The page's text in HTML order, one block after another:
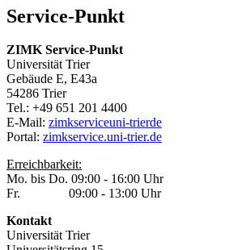
Service-Punkt
ZIMK Service-Punkt
Universität Trier
Gebäude E, E43a
54286 Trier
Tel.: +49 651 201 4400
E-Mail: zimkserviceuni-trierde
Portal: zimkservice.uni-trier.de
Erreichbarkeit:
Mo. bis Do. 09:00 - 16:00 Uhr
Fr. 09:00 - 13:00 Uhr
Kontakt
Universität Trier